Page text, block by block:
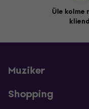
Üle kolme
Muziker
Shopping